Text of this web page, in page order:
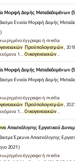
Μορφή Δομής Μεταδεδομένων
Ενιαία Μορφή Δομής
έγγραφο ή media
Προϋπολογισμών ,
1....
Οικογενειακών
Μορφή Δομής Μεταδεδομένων
Ενιαία Μορφή Δομής
έγγραφο ή media
Προϋπολογισμών ,
1.... Οικογενειακών...
Απασχόλησης Εργατικού
Έρευνα Απασχόλησης
2021 )
έγγραφο ή media